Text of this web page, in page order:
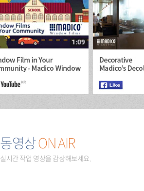
동영상ON AIR
실시간 작업 영상을 감상해보세요.